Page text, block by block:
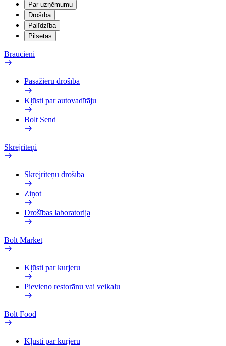
Par uzņēmumu
Drošība
Palīdzība
Pilsētas
Braucieni
Pasažieru drošība
Kļūsti par autovadītāju
Bolt Send
Skrejriteņi
Skrejriteņu drošība
Ziņot
Drošības laboratorija
Bolt Market
Kļūsti par kurjeru
Pievieno restorānu vai veikalu
Bolt Food
Kļūsti par kurjeru